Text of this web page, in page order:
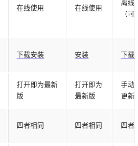
在线使用 在线使用
离线
（
下载安装 安装 下载
打开即为最新
版
打开即为
最新版
手动
更新
四者相同 四者相同 四者